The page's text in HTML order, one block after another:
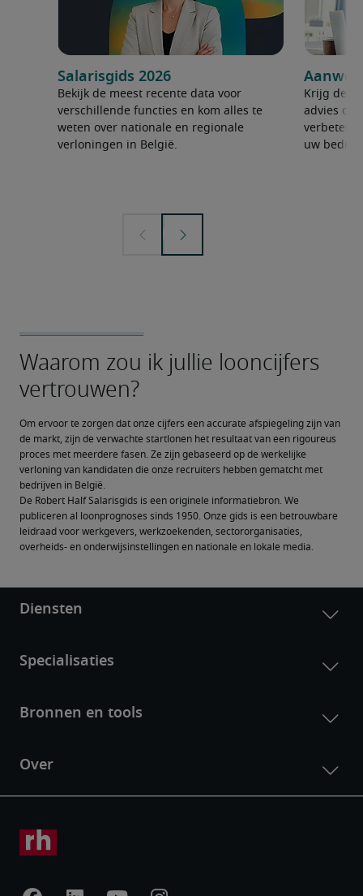
Salarisgids 2026
Bekijk de meest recente data voor
verschillende functies en kom alles te
weten over nationale en regionale
verloningen in België.
Krijg de
advies
uw bedrijf
Om ervoor te zorgen dat onze cijfers een accurate afspiegeling zijn van
de markt, zijn de verwachte startlonen het resultaat van een rigoureus
proces met meerdere fasen. Ze zijn gebaseerd op de werkelijke
verloning van kandidaten die onze recruiters hebben gematcht met
bedrijven in België.
De Robert Half Salarisgids is een originele informatiebron. We
publiceren al loonprognoses sinds 1950. Onze gids is een betrouwbare
leidraad voor werkgevers, werkzoekenden, sectororganisaties,
overheids- en onderwijsinstellingen en nationale en lokale media.